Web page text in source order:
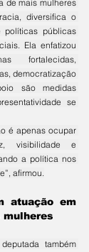
diversifica o
públicas
Ela enfatizou
fortalecidas,
democratização
são medidas
se
visibilidade e
a política nos
afirmou.
atuação em